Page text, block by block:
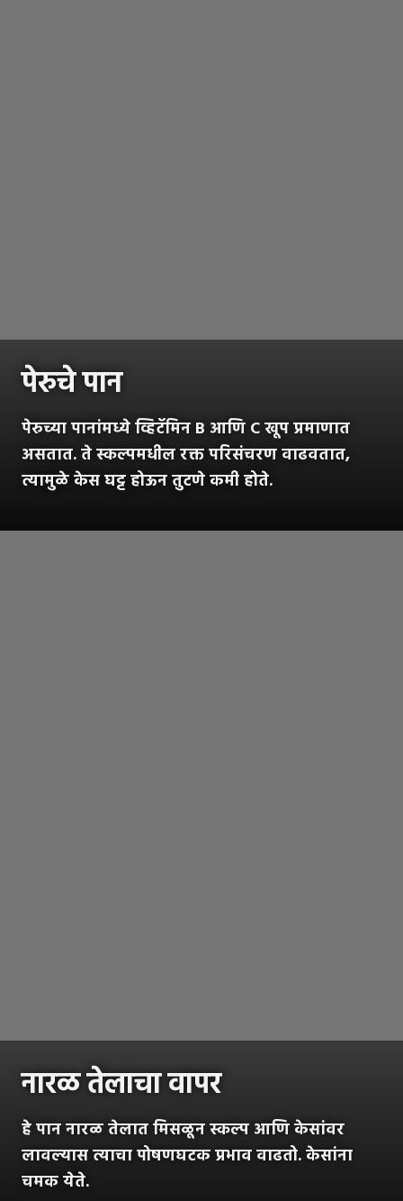
पेरुचे पान
पेरुच्या पानांमध्ये व्हिटॅमिन B आणि C खूप प्रमाणात
असतात. ते स्कल्पमधील रक्त परिसंचरण वाढवतात,
त्यामुळे केस घट्ट होऊन तुटणे कमी होते.
नारळ तेलाचा वापर
हे पान नारळ तेलात मिसळून स्कल्प आणि केसांवर
लावल्यास त्याचा पोषणघटक प्रभाव वाढतो. केसांना
चमक येते.